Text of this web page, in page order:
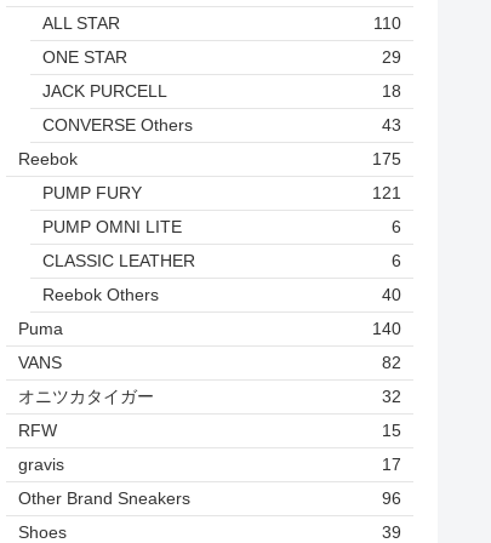
ALL STAR
110
ONE STAR
29
JACK PURCELL
18
CONVERSE Others
43
Reebok
175
PUMP FURY
121
PUMP OMNI LITE
6
CLASSIC LEATHER
6
Reebok Others
40
Puma
140
VANS
82
オニツカタイガー
32
RFW
15
gravis
17
Other Brand Sneakers
96
Shoes
39